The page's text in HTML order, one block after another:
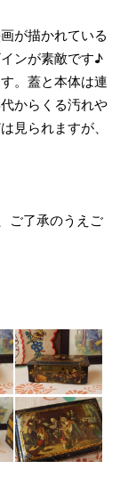
が描かれている
ンが素敵です♪
。蓋と本体は連
からくる汚れや
見られますが、
ご了承のうえご